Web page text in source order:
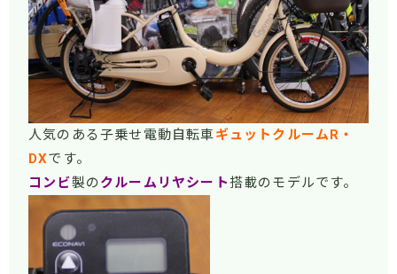
人気のある子乗せ電動自転車ギュットクルームR・
DXです。
コンビ製の クルームリヤシート搭載のモデルです。